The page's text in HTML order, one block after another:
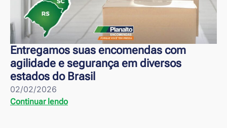
Entregamos suas encomendas com
agilidade e segurança em diversos
estados do Brasil
02/02/2026
Continuar lendo